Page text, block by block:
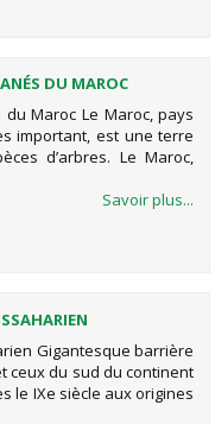
DU MAROC
Maroc Le Maroc, pays
important, est une terre
d’arbres. Le Maroc,
Savoir plus...
Gigantesque barrière
ceux du sud du continent
le IXe siècle aux origines